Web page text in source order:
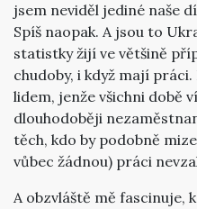
jsem neviděl jediné naše
Spíš naopak. A jsou to
statistky žijí ve většině
chudoby, i když mají
lidem, jenže všichni době
dlouhodoběji
těch, kdo by podobně
vůbec žádnou) práci
A obzvláště mě fascinuje,